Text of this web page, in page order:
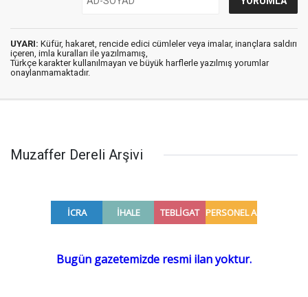
UYARI: Küfür, hakaret, rencide edici cümleler veya imalar, inançlara saldırı
içeren, imla kuralları ile yazılmamış,
Türkçe karakter kullanılmayan ve büyük harflerle yazılmış yorumlar
onaylanmamaktadır.
Muzaffer Dereli Arşivi